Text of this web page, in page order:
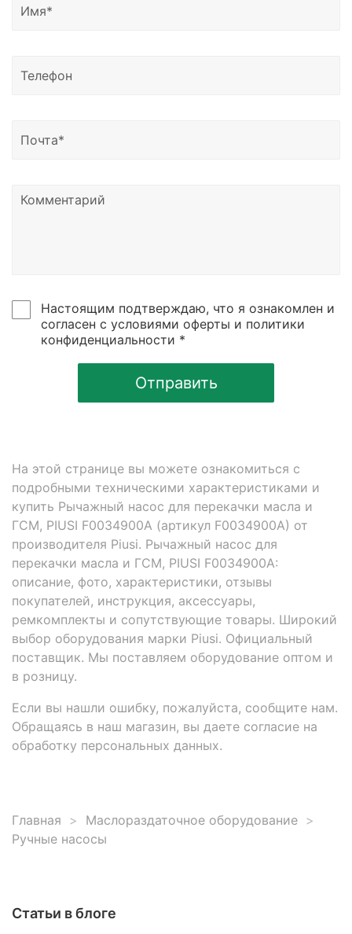
Доставка возможна в Казахстан, Узбекистан и
нам на почту или позвонить по номеру телефона,
Настоящим подтверждаю, что я ознакомлен и
согласен с условиями оферты и политики
конфиденциальности *
Отправить
На этой странице вы можете ознакомиться с
подробными техническими характеристиками и
купить Рычажный насос для перекачки масла и
ГСМ, PIUSI F0034900А (артикул F0034900А) от
производителя Piusi. Рычажный насос для
перекачки масла и ГСМ, PIUSI F0034900А:
описание, фото, характеристики, отзывы
покупателей, инструкция, аксессуары,
ремкомплекты и сопутствующие товары. Широкий
выбор оборудования марки Piusi. Официальный
поставщик. Мы поставляем оборудование оптом и
в розницу.
Если вы нашли ошибку, пожалуйста, сообщите нам.
Обращаясь в наш магазин, вы даете согласие на
обработку персональных данных.
Главная
Маслораздаточное оборудование
Ручные насосы
Статьи в блоге